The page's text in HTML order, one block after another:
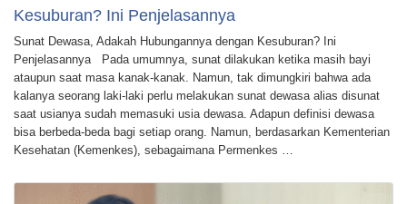
Kesuburan? Ini Penjelasannya
Sunat Dewasa, Adakah Hubungannya dengan Kesuburan? Ini
Penjelasannya Pada umumnya, sunat dilakukan ketika masih bayi
ataupun saat masa kanak-kanak. Namun, tak dimungkiri bahwa ada
kalanya seorang laki-laki perlu melakukan sunat dewasa alias disunat
saat usianya sudah memasuki usia dewasa. Adapun definisi dewasa
bisa berbeda-beda bagi setiap orang. Namun, berdasarkan Kementerian
Kesehatan (Kemenkes), sebagaimana Permenkes …